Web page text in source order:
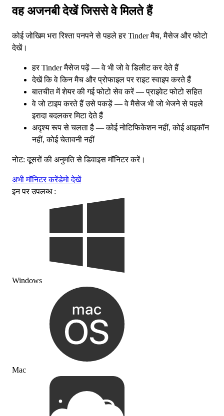
वह अजनबी देखें जिससे वे मिलते हैं
कोई जोखिम भरा रिश्ता पनपने से पहले हर Tinder मैच, मैसेज और फोटो
देखें।
हर Tinder मैसेज पढ़ें — वे भी जो वे डिलीट कर देते हैं
देखें कि वे किन मैच और प्रोफाइल पर राइट स्वाइप करते हैं
बातचीत में शेयर की गई फोटो सेव करें — प्राइवेट फोटो सहित
वे जो टाइप करते हैं उसे पकड़ें — वे मैसेज भी जो भेजने से पहले
इरादा बदलकर मिटा देते हैं
अदृश्य रूप से चलता है — कोई नोटिफिकेशन नहीं, कोई आइकॉन
नहीं, कोई चेतावनी नहीं
नोट: दूसरों की अनुमति से डिवाइस मॉनिटर करें।
अभी मॉनिटर करेंडेमो देखें
इन पर उपलब्ध :
Windows
Mac